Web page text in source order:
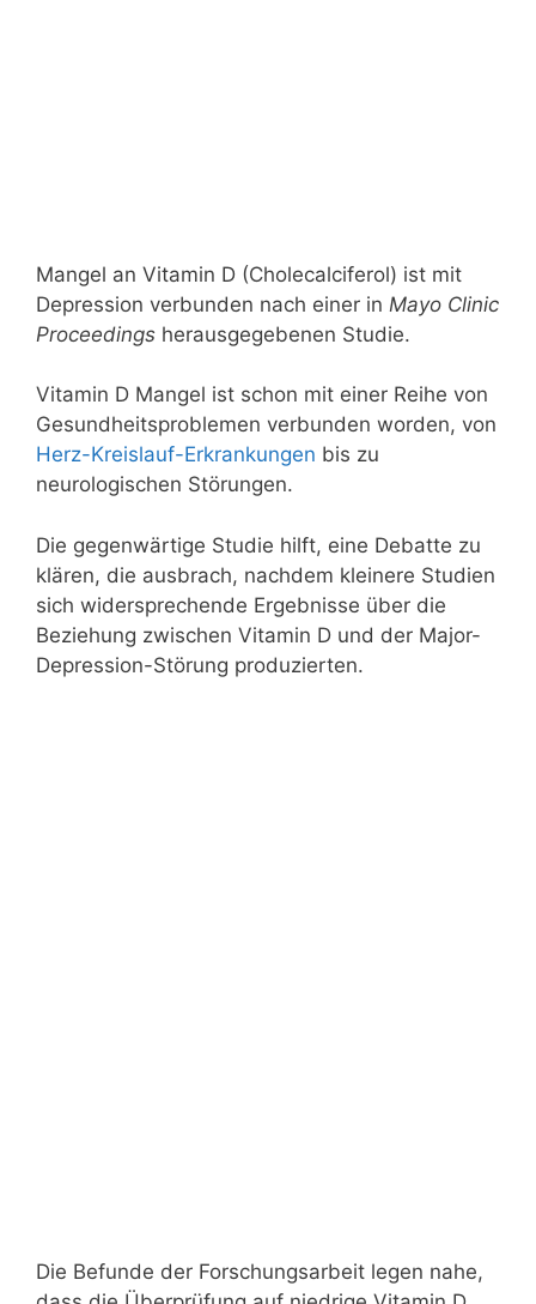
Mangel an Vitamin D (Cholecalciferol) ist mit
Depression verbunden nach einer in Mayo Clinic
Proceedings herausgegebenen Studie.
Vitamin D Mangel ist schon mit einer Reihe von
Gesundheitsproblemen verbunden worden, von
Herz-Kreislauf-Erkrankungen bis zu
neurologischen Störungen.
Die gegenwärtige Studie hilft, eine Debatte zu
klären, die ausbrach, nachdem kleinere Studien
sich widersprechende Ergebnisse über die
Beziehung zwischen Vitamin D und der Major-
Depression-Störung produzierten.
Die Befunde der Forschungsarbeit legen nahe,